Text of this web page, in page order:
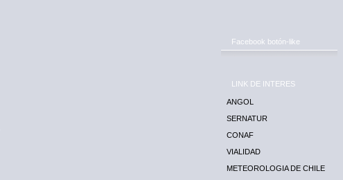
Facebook botón-like
LINK DE INTERES
ANGOL
SERNATUR
CONAF
VIALIDAD
METEOROLOGIA DE CHILE